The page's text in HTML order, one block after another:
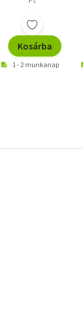
Kosárba
1 - 2 munkanap